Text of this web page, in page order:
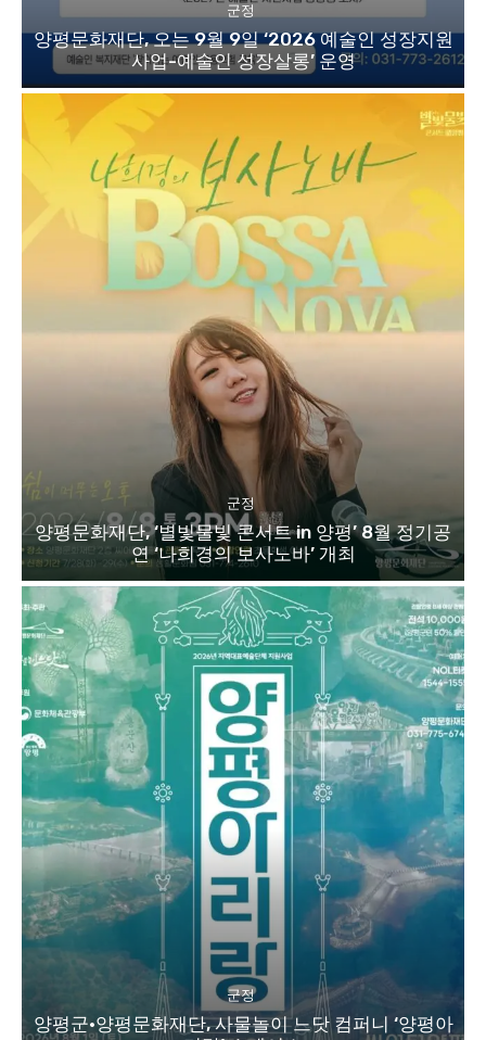
군정
양평문화재단, 오는 9월 9일 ‘2026 예술인 성장지원
사업-예술인 성장살롱’ 운영
군정
양평문화재단, ‘별빛물빛 콘서트 in 양평’ 8월 정기공
연 ‘나희경의 보사노바’ 개최
군정
양평군·양평문화재단, 사물놀이 느닷 컴퍼니 ‘양평아